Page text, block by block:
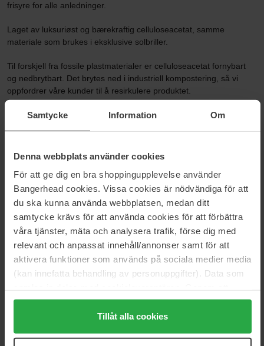
Samtycke Information Om
Denna webbplats använder cookies
För att ge dig en bra shoppingupplevelse använder
Bangerhead cookies. Vissa cookies är nödvändiga för att
du ska kunna använda webbplatsen, medan ditt
samtycke krävs för att använda cookies för att förbättra
våra tjänster, mäta och analysera trafik, förse dig med
relevant och anpassat innehåll/annonser samt för att
aktivera funktioner som används på sociala medier media
(kan innefatta behandling av personuppgifter). Data som
trycka på "Tillåt alla cookies" accepterar du alla cookies,
medan du under "Detaljer" kan anpassa användningen av
cookies. Du kan när som helst återkalla ditt samtycke.
Tillåt alla cookies
frisyre for alle anledninger.
Laget av luksuriøst og bærekraftig celluloseacetat, samme
materiale som brukes i eksklusive solbriller.
Til forskjell fra fossile plastmaterialer er celluloseacetat fornybart
og nedbrytbart. Det brytes ned i industriell kompostering, så vi
oppfordrer våre kunder til å resirkulere produktet.
Passer for alle hårtyper, fra tynne og fine til tykke og lange. Gir et
Størrelse: 1 pcs
Artikkelnummer: 196171
Kategorier:
Hjem
Accessories
Hårbånd & Hårpynt
Eco-friendly French Hair Pin
Spørsmål og svar (0)